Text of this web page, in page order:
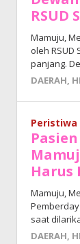
RSUD
Mamuju,
oleh
panjang.
DAERAH,
Peristiwa
Harus
Mamuju,
saat
DAERAH,